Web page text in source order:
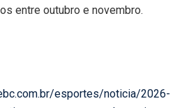
entre outubro e novembro.
esportes/noticia/2026-